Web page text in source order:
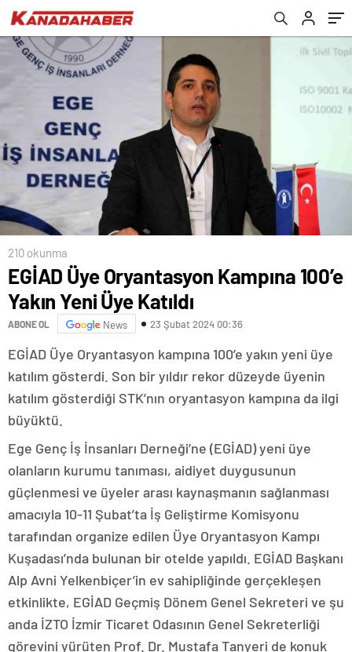
210 okunma
EGİAD Üye Oryantasyon Kampına 100’e
Yakın Yeni Üye Katıldı
ABONE OL News 23 Şubat 2024 00:36
EGİAD Üye Oryantasyon kampına 100’e yakın yeni üye
katılım gösterdi. Son bir yıldır rekor düzeyde üyenin
katılım gösterdiği STK’nın oryantasyon kampına da ilgi
büyüktü.
Ege Genç İş İnsanları Derneği’ne (EGİAD) yeni üye
olanların kurumu tanıması, aidiyet duygusunun
güçlenmesi ve üyeler arası kaynaşmanın sağlanması
amacıyla 10-11 Şubat’ta İş Geliştirme Komisyonu
tarafından organize edilen Üye Oryantasyon Kampı
Kuşadası’nda bulunan bir otelde yapıldı. EGİAD Başkanı
Alp Avni Yelkenbiçer’in ev sahipliğinde gerçekleşen
etkinlikte, EGİAD Geçmiş Dönem Genel Sekreteri ve şu
anda İZTO İzmir Ticaret Odasının Genel Sekreterliği
görevini yürüten Prof. Dr. Mustafa Tanyeri de konuk